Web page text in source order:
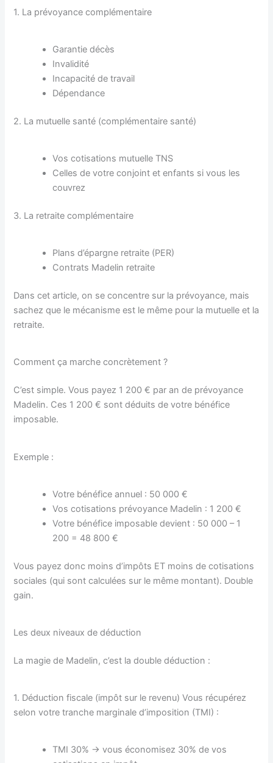
1. La prévoyance complémentaire
Garantie décès
Invalidité
Incapacité de travail
Dépendance
2. La mutuelle santé (complémentaire santé)
Vos cotisations mutuelle TNS
Celles de votre conjoint et enfants si vous les
couvrez
3. La retraite complémentaire
Plans d’épargne retraite (PER)
Contrats Madelin retraite
Dans cet article, on se concentre sur la prévoyance, mais
sachez que le mécanisme est le même pour la mutuelle et la
retraite.
Comment ça marche concrètement ?
C’est simple. Vous payez 1 200 € par an de prévoyance
Madelin. Ces 1 200 € sont déduits de votre bénéfice
imposable.
Exemple :
Votre bénéfice annuel : 50 000 €
Vos cotisations prévoyance Madelin : 1 200 €
Votre bénéfice imposable devient : 50 000 – 1
200 = 48 800 €
Vous payez donc moins d’impôts ET moins de cotisations
sociales (qui sont calculées sur le même montant). Double
gain.
Les deux niveaux de déduction
La magie de Madelin, c’est la double déduction :
1. Déduction fiscale (impôt sur le revenu) Vous récupérez
selon votre tranche marginale d’imposition (TMI) :
TMI 30% → vous économisez 30% de vos